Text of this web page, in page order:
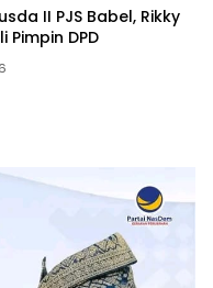
II PJS Babel, Rikky
Pimpin DPD